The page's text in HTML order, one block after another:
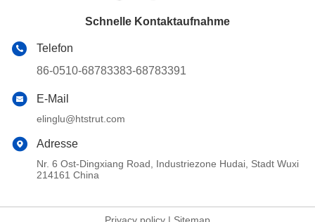
Schnelle Kontaktaufnahme
Telefon
86-0510-68783383-68783391
E-Mail
elinglu@htstrut.com
Adresse
Nr. 6 Ost-Dingxiang Road, Industriezone Hudai, Stadt Wuxi
214161 China
Privacy policy | Sitemap